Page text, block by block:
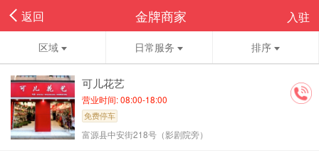
返回 金牌商家 入驻
区域 日常服务 排序
可儿花艺
营业时间: 08:00-18:00
免费停车
富源县中安街218号（影剧院旁）